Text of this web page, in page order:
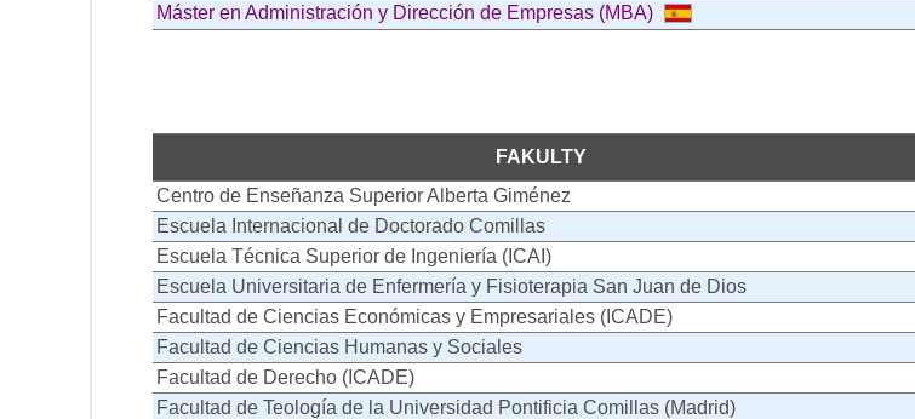
Máster en Administración y Dirección de Empresas (MBA)
FAKULTY
Centro de Enseñanza Superior Alberta Giménez
Escuela Internacional de Doctorado Comillas
Escuela Técnica Superior de Ingeniería (ICAI)
Escuela Universitaria de Enfermería y Fisioterapia San Juan de Dios
Facultad de Ciencias Económicas y Empresariales (ICADE)
Facultad de Ciencias Humanas y Sociales
Facultad de Derecho (ICADE)
Facultad de Teología de la Universidad Pontificia Comillas (Madrid)